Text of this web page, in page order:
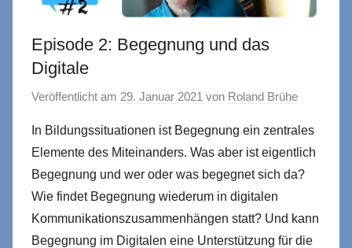
Episode 2: Begegnung und das
Digitale
Veröffentlicht am 29. Januar 2021 von Roland Brühe
In Bildungssituationen ist Begegnung ein zentrales
Elemente des Miteinanders. Was aber ist eigentlich
Begegnung und wer oder was begegnet sich da?
Wie findet Begegnung wiederum in digitalen
Kommunikationszusammenhängen statt? Und kann
Begegnung im Digitalen eine Unterstützung für die